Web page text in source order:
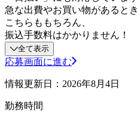
急な出費やお買い物があると
こちらももちろん、
振込手数料はかかりません！
全て表示
応募画面に進む
情報更新日：2026年8月4日
勤務時間